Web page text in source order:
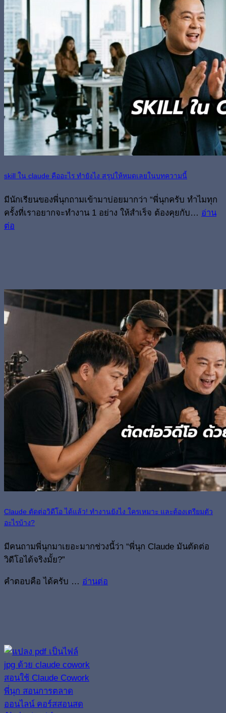
skill ใน claude คืออะไร ทำยังไง สรุปให้หมดเลยในบทความนี้
มีนักเรียนของพี่นุกถามเข้ามาบ่อยมากว่า “พี่นุกครับ ทำไมทุก
ครั้งที่เราอยากจะทำงาน 1 อย่าง ให้สำเร็จ ต้องคุยกับ… อ่าน
ต่อ
Claude ตัดต่อวิดีโอ ได้แล้ว! ทำงานยังไง ใครเหมาะ และต้องเตรียมตัว
อะไรบ้าง?
มีคนถามพี่นุกมาเยอะมากช่วงนี้ว่า “พี่นุก Claude มันตัดต่อ
วิดีโอได้จริงมั้ย?”
คำตอบคือ ได้ครับ … อ่านต่อ